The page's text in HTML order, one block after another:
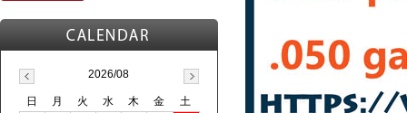
2026/08
日 月 火 水 木 金
土